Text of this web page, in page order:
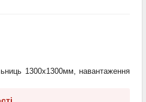
1300х1300мм, навантаження